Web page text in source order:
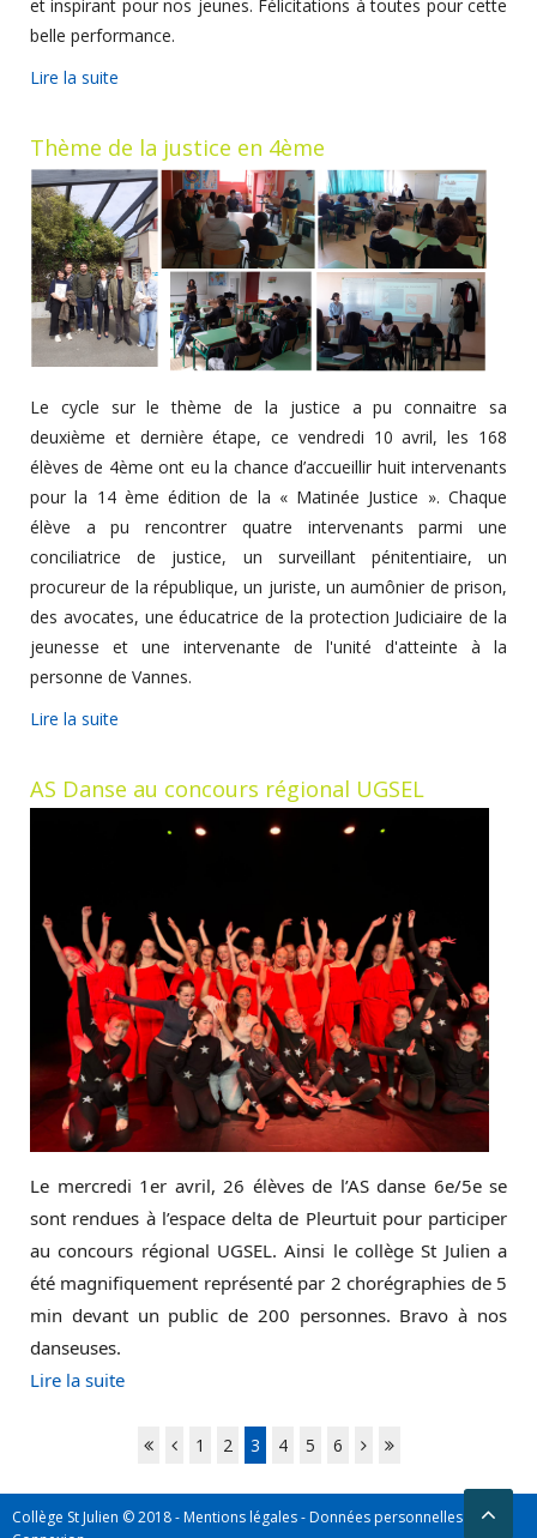
et inspirant pour nos jeunes. Félicitations à toutes pour cette
belle performance.
Lire la suite
Thème de la justice en 4ème
Le cycle sur le thème de la justice a pu connaitre sa
deuxième et dernière étape, ce vendredi 10 avril, les 168
élèves de 4ème ont eu la chance d’accueillir huit intervenants
pour la 14 ème édition de la « Matinée Justice ». Chaque
élève a pu rencontrer quatre intervenants parmi une
conciliatrice de justice, un surveillant pénitentiaire, un
procureur de la république, un juriste, un aumônier de prison,
des avocates, une éducatrice de la protection Judiciaire de la
jeunesse et une intervenante de l'unité d'atteinte à la
personne de Vannes.
Lire la suite
AS Danse au concours régional UGSEL
Le mercredi 1er avril, 26 élèves de l’AS danse 6e/5e se
sont rendues à l’espace delta de Pleurtuit pour participer
au concours régional UGSEL. Ainsi le collège St Julien a
été magnifiquement représenté par 2 chorégraphies de 5
min devant un public de 200 personnes. Bravo à nos
danseuses.
Lire la suite
1 2 3 4 5 6
Collège St Julien © 2018 -Mentions légales-Données personnelles